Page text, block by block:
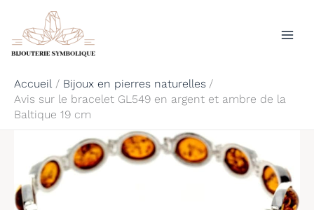
contenu
Accueil
Bijoux en pierres naturelles
Avis sur le bracelet GL549 en argent et ambre de la
Baltique 19 cm
Rechercher